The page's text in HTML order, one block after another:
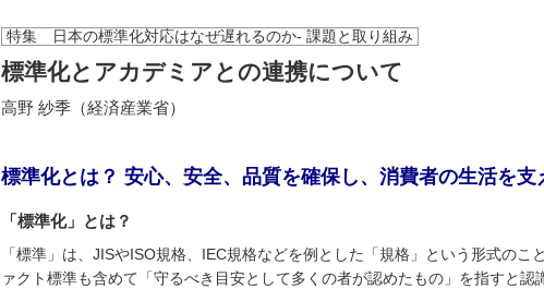
特集 日本の標準化対応はなぜ遅れるのか- 課題と取り組み
標準化とアカデミアとの連携について
高野 紗季（経済産業省）
標準化とは？ 安心、安全、品質を確保し、消費者の生活を支
「標準化」とは？
「標準」は、JISやISO規格、IEC規格などを例とした「規格」という形式のこ
ァクト標準も含めて「守るべき目安として多くの者が認めたもの」を指すと